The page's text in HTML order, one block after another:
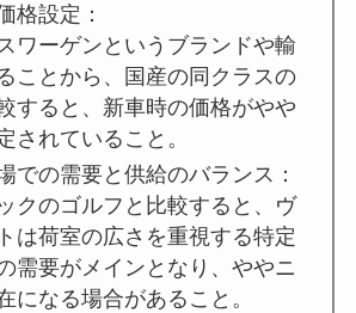
格設定：
ワーゲンというブランドや輸
ことから、国産の同クラスの
すると、新車時の価格がやや
されていること。
での需要と供給のバランス：
クのゴルフと比較すると、ヴ
は荷室の広さを重視する特定
需要がメインとなり、ややニ
になる場合があること。